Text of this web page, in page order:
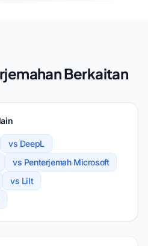
Berkaitan
vs DeepL
vs Penterjemah Microsoft
vs Lilt